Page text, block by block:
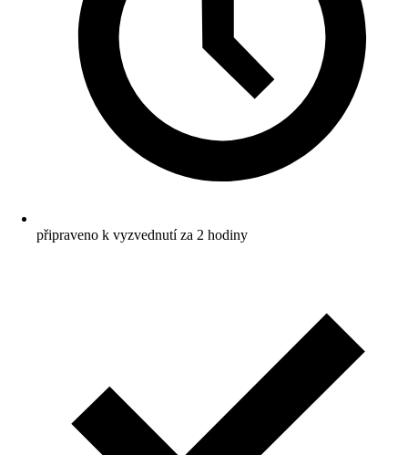
připraveno k vyzvednutí za 2 hodiny